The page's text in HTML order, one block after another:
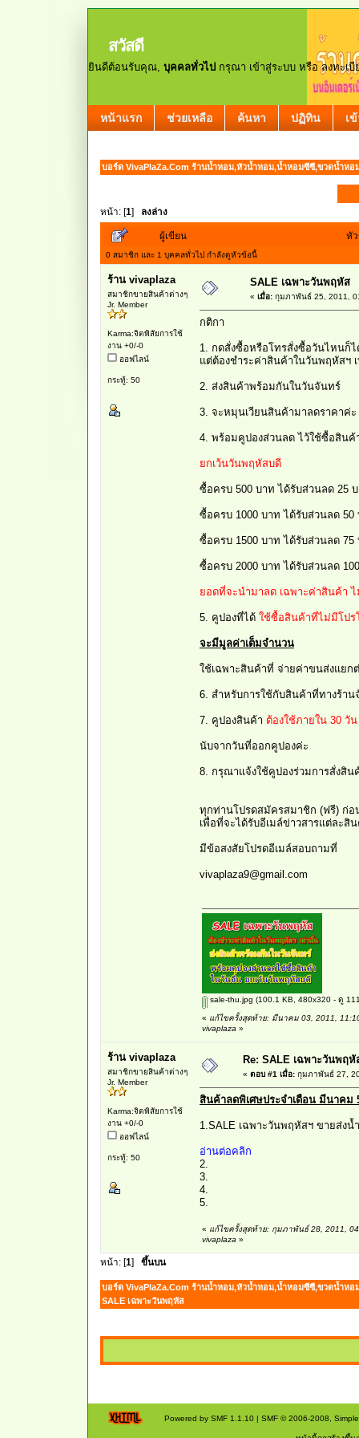
สวัสดี
ยินดีต้อนรับคุณ, บุคคลทั่วไป กรุณา เข้าสู่ระบบ หรือลงทะเบี
หน้าแรก ช่วยเหลือ ค้นหา ปฏิทิน เ
บอร์ด VivaPlaZa.Com ร้านน้ำหอม,หัวน้ำหอม,น้ำหอมซีซี,ขวดน้ำหอ
หน้า: [1] ลงล่าง
ผู้เขียน หั
0 สมาชิก และ 1 บุคคลทั่วไป กำลังดูหัวข้อนี้
ร้าน vivaplaza
สมาชิกขายสินค้าต่างๆ
Jr. Member
Karma:จิตพิสัยการใช้
งาน +0/-0
ออฟไลน์
กระทู้: 50
SALE เฉพาะวันพฤหัส
« เมื่อ: กุมภาพันธ์ 25, 2011,
กติกา
1. กดสั่งซื้อหรือโทรสั่งซื้อวันไหนก็
แต่ต้องชำระค่าสินค้าในวันพฤหัสฯ
2. ส่งสินค้าพร้อมกันในวันจันทร์
3. จะหมุนเวียนสินค้ามาลดราคาค่ะ
4. พร้อมคูปองส่วนลด ไว้ใช้ซื้อสินค้
ยกเว้นวันพฤหัสบดี
ซื้อครบ 500 บาท ได้รับส่วนลด 25
ซื้อครบ 1000 บาท ได้รับส่วนลด
ซื้อครบ 1500 บาท ได้รับส่วนลด
ซื้อครบ 2000 บาท ได้รับส่วนลด
ยอดที่จะนำมาลด เฉพาะค่าสินค้า
5. คูปองที่ได้ ใช้ซื้อสินค้าที่ไม่มีโปร
จะมีมูลค่าเต็มจำนวน
ใช้เฉพาะสินค้าที่ จ่ายค่าขนส่งแยก
6. สำหรับการใช้กับสินค้าที่ทางร้า
7. คูปองสินค้า ต้องใช้ภายใน 30 วัน
นับจากวันที่ออกคูปองค่ะ
8. กรุณาแจ้งใช้คูปองร่วมการสั่งสิ
ทุกท่านโปรดสมัครสมาชิก (ฟรี) ก่อ
เพื่อที่จะได้รับอีเมล์ข่าวสารแต่ละสิ
มีข้อสงสัยโปรดอีเมล์สอบถามที่
vivaplaza9@gmail.com
sale-thu.jpg (100.1 KB, 480x320 - ดู
« แก้ไขครั้งสุดท้าย: มีนาคม 03, 2011,
vivaplaza »
ร้าน vivaplaza
สมาชิกขายสินค้าต่างๆ
Jr. Member
Karma:จิตพิสัยการใช้
งาน +0/-0
ออฟไลน์
กระทู้: 50
Re: SALE เฉพาะวันพฤหั
« ตอบ #1 เมื่อ: กุมภาพันธ์ 27,
สินค้าลดพิเศษประจำเดือน มีนาคม
1.SALE เฉพาะวันพฤหัสฯ ขายส่ง
อ่านต่อคลิก
2.
3.
4.
5.
« แก้ไขครั้งสุดท้าย: กุมภาพันธ์ 28, 2011,
vivaplaza »
หน้า: [1] ขึ้นบน
บอร์ด VivaPlaZa.Com ร้านน้ำหอม,หัวน้ำหอม,น้ำหอมซีซี,ขวดน้ำหอ
SALE เฉพาะวันพฤหัส
Powered by SMF 1.1.10 | SMF © 2006-2008,